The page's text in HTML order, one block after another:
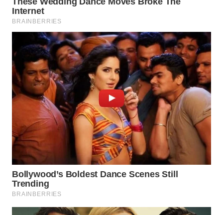
WN
LABUHANBATU
WN
TAPANULI
TENGAH
WN DELI
SERDANG
WN
TEBING
TINGGI
WN
PAKPAK
WN